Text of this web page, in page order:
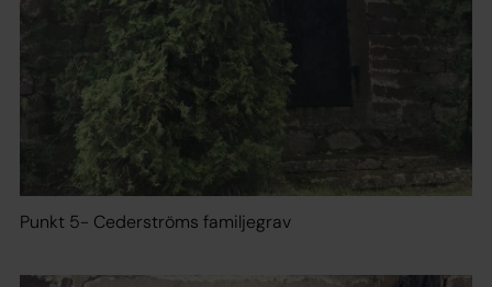
Punkt 5- Cederströms familjegrav